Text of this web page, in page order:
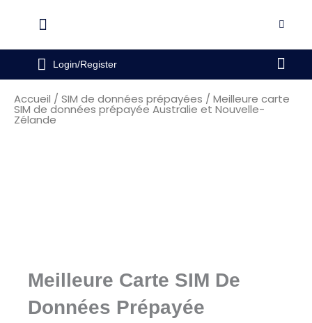
contenuFlyout
Menu
Login/Register
Accueil / SIM de données prépayées / Meilleure carte
SIM de données prépayée Australie et Nouvelle-
Zélande
Meilleure Carte SIM De
Données Prépayée